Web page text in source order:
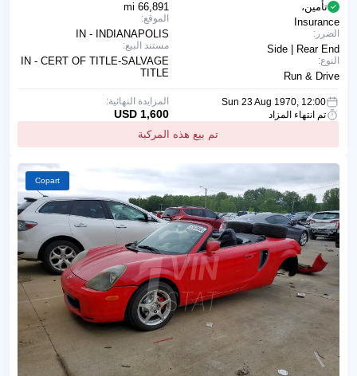
66,891 mi
الموقع:
IN - INDIANAPOLIS
مستند البيع:
IN - CERT OF TITLE-SALVAGE
TITLE
تأمين،
Insurance
الضرر:
Side | Rear End
النوع:
Run & Drive
Sun 23 Aug 1970, 12:00
تم انتهاء المزاد
تم بيع هذه المركبة
المزايدة النهائية:
1,600 USD
Copart